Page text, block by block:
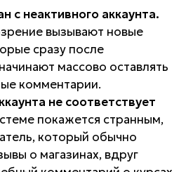
с неактивного аккаунта.
вызывают новые
сразу после
массово оставлять
комментарии.
не соответствует
покажется странным,
который обычно
о магазинах, вдруг